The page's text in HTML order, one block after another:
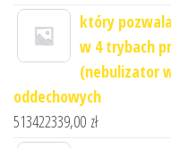
który
w 4 trybach
(nebulizator
oddechowych
513422339,00 zł